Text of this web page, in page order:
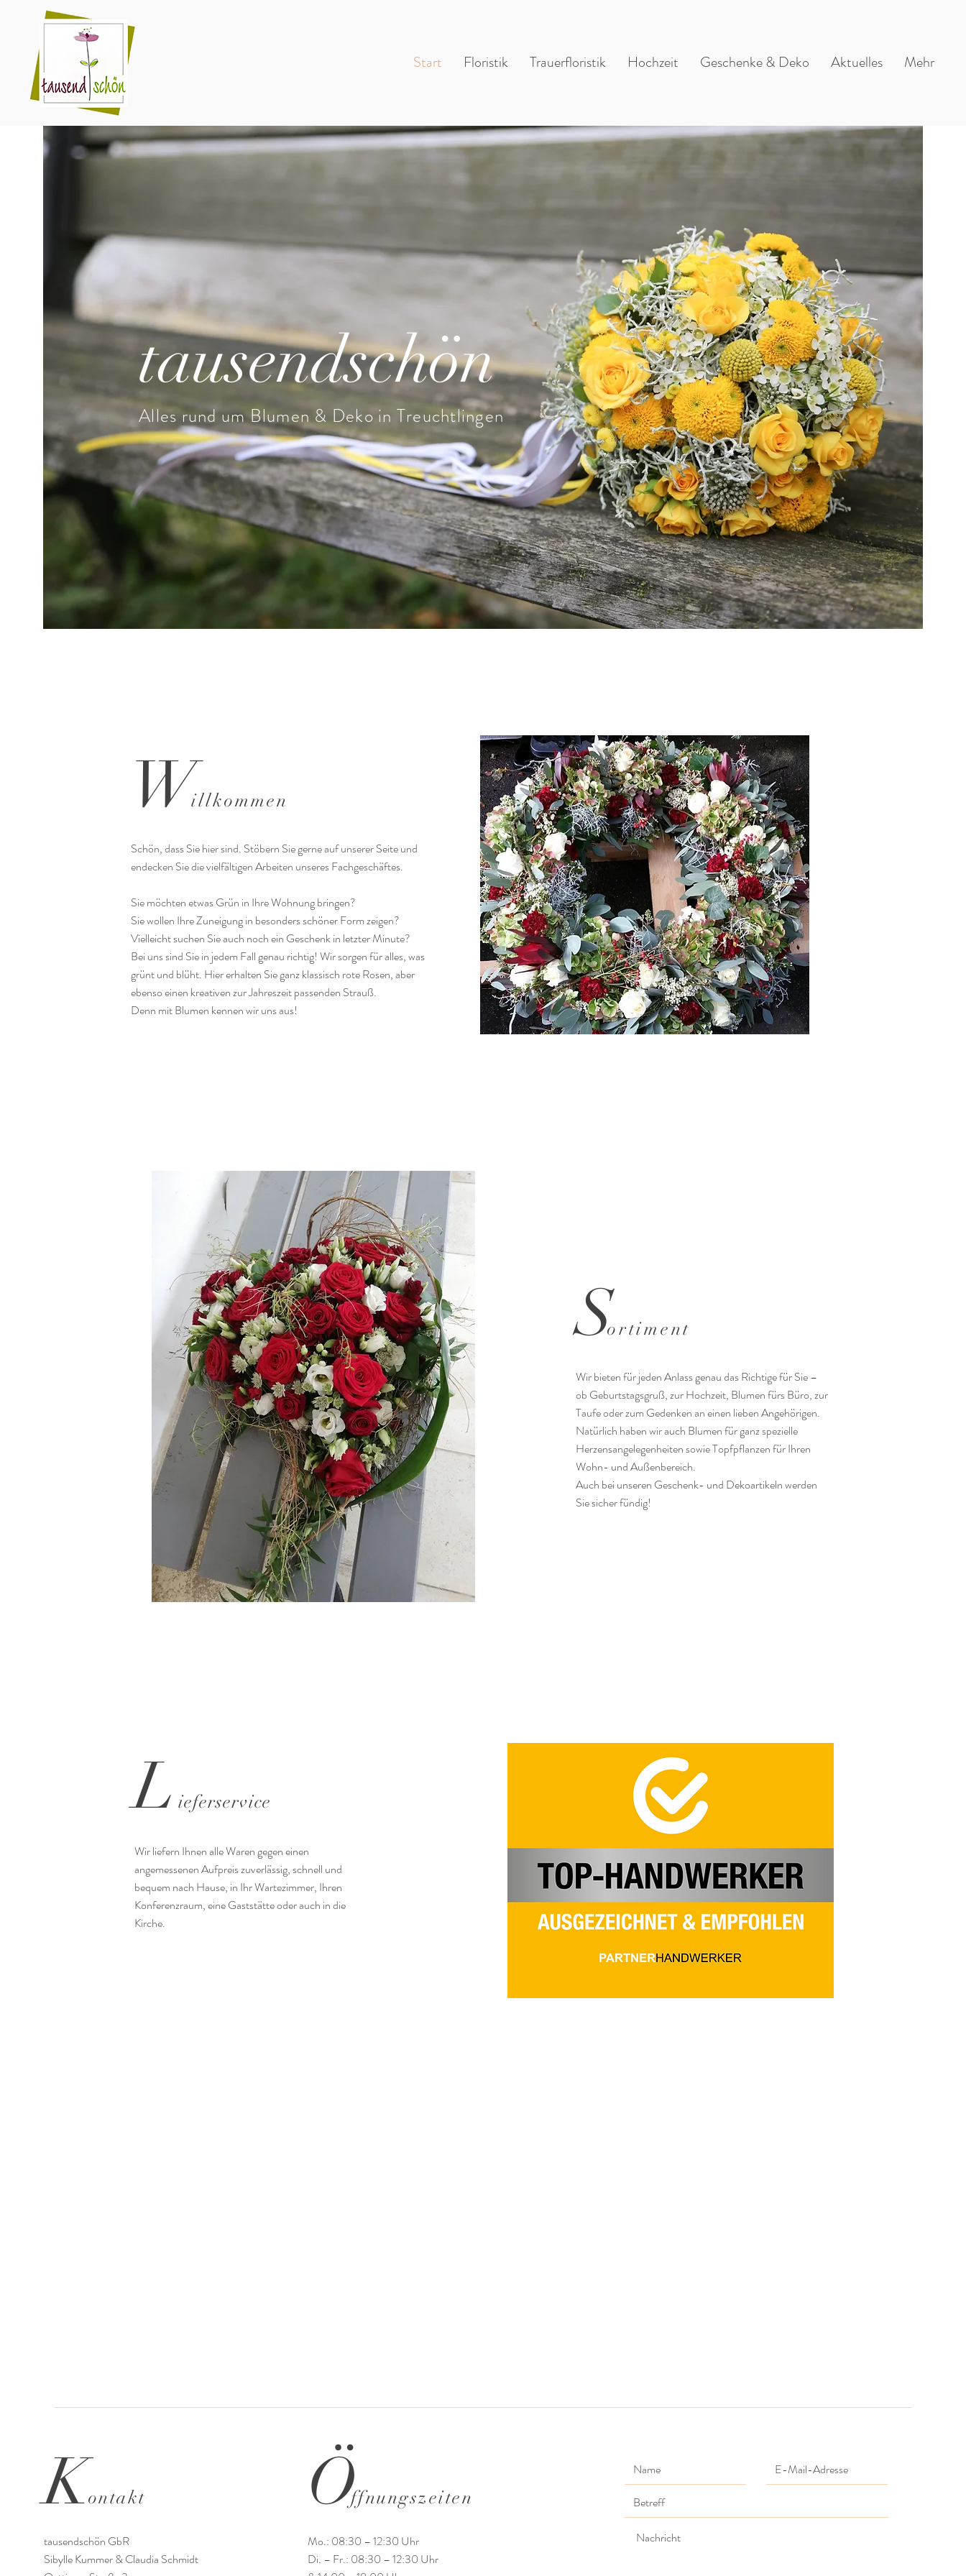
Start Floristik Trauerfloristik Hochzeit Geschenke & Deko Aktuelles Mehr
tausendschön
Alles rund um Blumen & Deko in Treuchtlingen
Willkommen
Schön, dass Sie hier sind. Stöbern Sie gerne auf unserer Seite und
endecken Sie die vielfältigen Arbeiten unseres Fachgeschäftes.
Sie möchten etwas Grün in Ihre Wohnung bringen?
Sie wollen Ihre Zuneigung in besonders schöner Form zeigen?
Vielleicht suchen Sie auch noch ein Geschenk in letzter Minute?
Bei uns sind Sie in jedem Fall genau richtig! Wir sorgen für alles, was
grünt und blüht. Hier erhalten Sie ganz klassisch rote Rosen, aber
ebenso einen kreativen zur Jahreszeit passenden Strauß.
Denn mit Blumen kennen wir uns aus!
Sortiment
Wir bieten für jeden Anlass genau das Richtige für Sie –
ob Geburtstagsgruß, zur Hochzeit, Blumen fürs Büro, zur
Taufe oder zum Gedenken an einen lieben Angehörigen.
Natürlich haben wir auch Blumen für ganz spezielle
Herzensangelegenheiten sowie Topfpflanzen für Ihren
Wohn- und Außenbereich.
Auch bei unseren Geschenk- und Dekoartikeln werden
Sie sicher fündig!
L ieferservice
Wir liefern Ihnen alle Waren gegen einen
angemessenen Aufpreis zuverlässig, schnell und
bequem nach Hause, in Ihr Wartezimmer, Ihren
Konferenzraum, eine Gaststätte oder auch in die
Kirche.
Kontakt
tausendschön GbR
Sibylle Kummer & Claudia Schmidt
Öffnungszeiten
Mo.: 08:30 – 12:30 Uhr
Di. – Fr.: 08:30 – 12:30 Uhr